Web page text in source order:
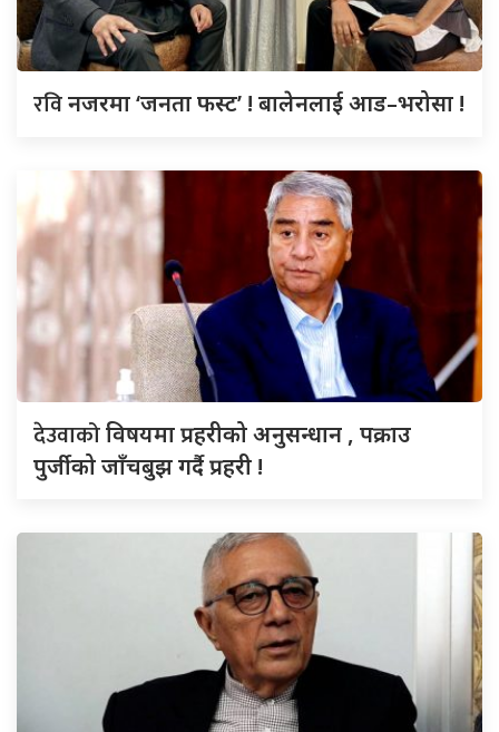
रविनजरमा ‘जनता फस्ट’ ! बालेनलाई आड–भरोसा !
देउवाकोविषयमा प्रहरीको अनुसन्धान , पक्राउ
पुर्जीको जाँचबुझ गर्दै प्रहरी !